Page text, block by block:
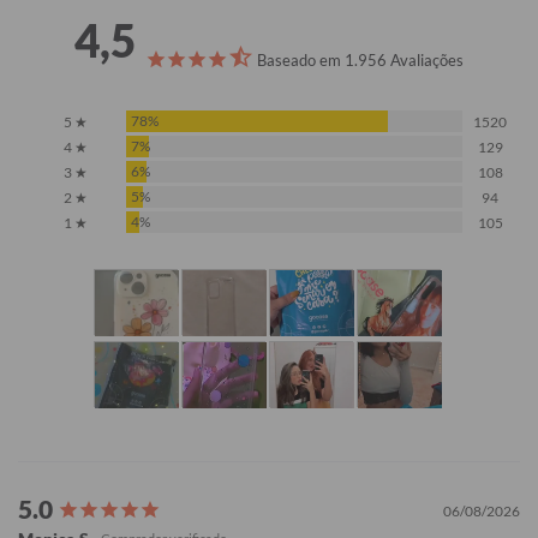
4,5 Baseado em 1.956 Avaliações
5 ★ 78%
1520
4 ★
7%
129
3 ★
6%
108
2 ★
5%
94
1 ★
4% 105
06/08/2026